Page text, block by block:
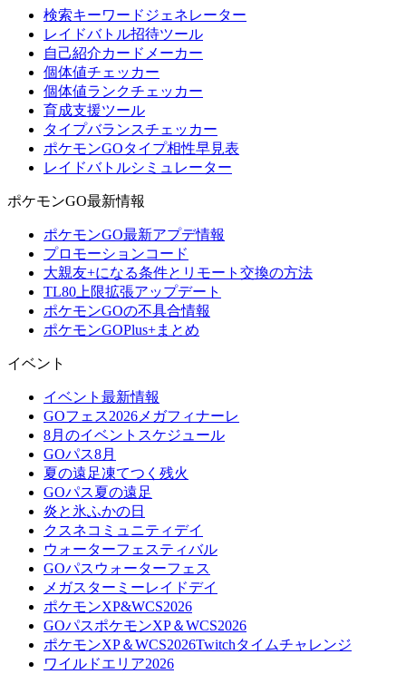
検索キーワードジェネレーター
レイドバトル招待ツール
自己紹介カードメーカー
個体値チェッカー
個体値ランクチェッカー
育成支援ツール
タイプバランスチェッカー
ポケモンGOタイプ相性早見表
レイドバトルシミュレーター
ポケモンGO最新情報
ポケモンGO最新アプデ情報
プロモーションコード
大親友+になる条件とリモート交換の方法
TL80上限拡張アップデート
ポケモンGOの不具合情報
ポケモンGOPlus+まとめ
イベント
イベント最新情報
GOフェス2026メガフィナーレ
8月のイベントスケジュール
GOパス8月
夏の遠足凍てつく残火
GOパス夏の遠足
炎と氷ふかの日
クスネコミュニティデイ
ウォーターフェスティバル
GOパスウォーターフェス
メガスターミーレイドデイ
ポケモンXP&WCS2026
GOパスポケモンXP＆WCS2026
ポケモンXP＆WCS2026Twitchタイムチャレンジ
ワイルドエリア2026